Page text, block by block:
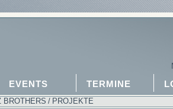
EVENTS TERMINE
/PROJEKTE